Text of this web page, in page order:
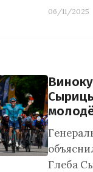
06/11/2025
Глеба